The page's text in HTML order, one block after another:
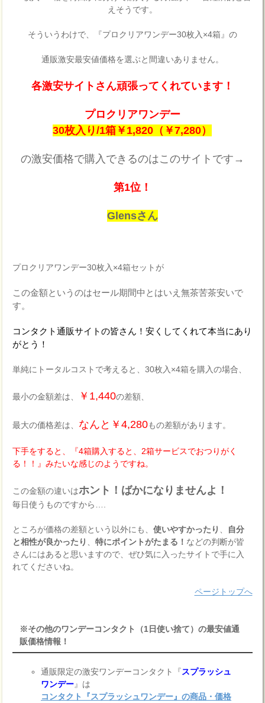
えそうです。
そういうわけで、『プロクリアワンデー30枚入×4箱』の
通販激安最安値価格を選ぶと間違いありません。
各激安サイトさん頑張ってくれています！
プロクリアワンデー
30枚入り/1箱￥1,820（￥7,280）
の激安価格で購入できるのはこのサイトです→
第1位！
Glensさん
プロクリアワンデー30枚入×4箱セットが
この金額というのはセール期間中とはいえ無茶苦茶安いで
す。
コンタクト通販サイトの皆さん！安くしてくれて本当にあり
がとう！
単純にトータルコストで考えると、30枚入×4箱を購入の場合、
最小の金額差は、 ￥1,440の差額、
最大の価格差は、 なんと￥4,280もの差額があります。
下手をすると、『4箱購入すると、2箱サービスでおつりがく
る！！』みたいな感じのようですね。
この金額の違いはホント！ばかになりませんよ！
毎日使うものですから….
ところが価格の差額という以外にも、使いやすかったり
自分
と相性が良かったり
、特にポイントがたまる！ などの判断が皆
さんにはあると思いますので、ぜひ気に入ったサイトで手に入
れてくださいね。
ページトップへ
※その他のワンデーコンタクト（1日使い捨て）の最安値通
販価格情報！
通販限定の激安ワンデーコンタクト『スプラッシュ
ワンデー』は
コンタクト『スプラッシュワンデー』の商品・価格